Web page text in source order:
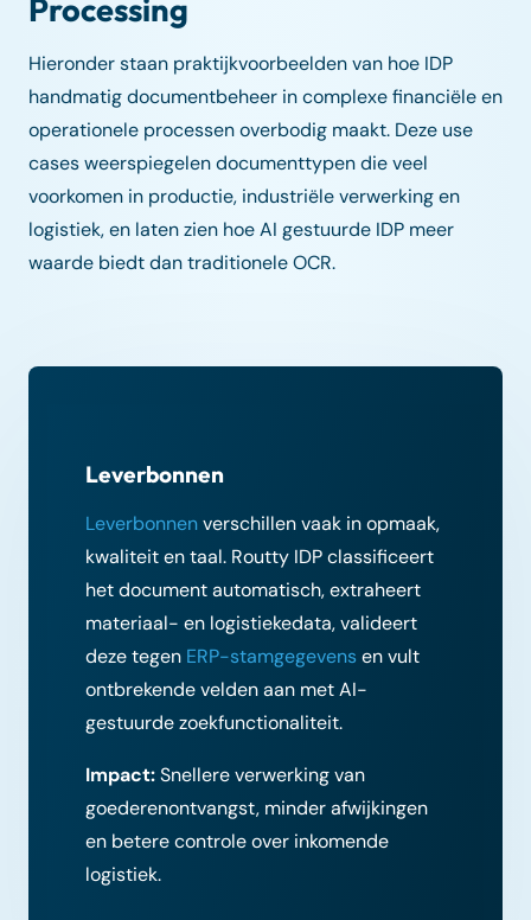
Processing
Hieronder staan praktijkvoorbeelden van hoe IDP
handmatig documentbeheer in complexe financiële en
operationele processen overbodig maakt. Deze use
cases weerspiegelen documenttypen die veel
voorkomen in productie, industriële verwerking en
logistiek, en laten zien hoe AI gestuurde IDP meer
waarde biedt dan traditionele OCR.
Leverbonnen
Leverbonnenverschillen vaak in opmaak,
kwaliteit en taal. Routty IDP classificeert
het document automatisch, extraheert
materiaal- en logistiekedata, valideert
deze tegen ERP-stamgegevensen vult
ontbrekende velden aan met AI-
gestuurde zoekfunctionaliteit.
Impact:Snellere verwerking van
goederenontvangst, minder afwijkingen
en betere controle over inkomende
logistiek.